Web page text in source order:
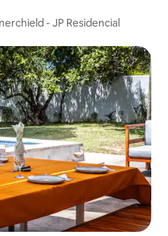
- JP Residencial